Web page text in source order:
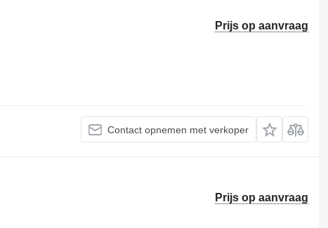
Prijs op aanvraag
Contact opnemen met verkoper
Prijs op aanvraag